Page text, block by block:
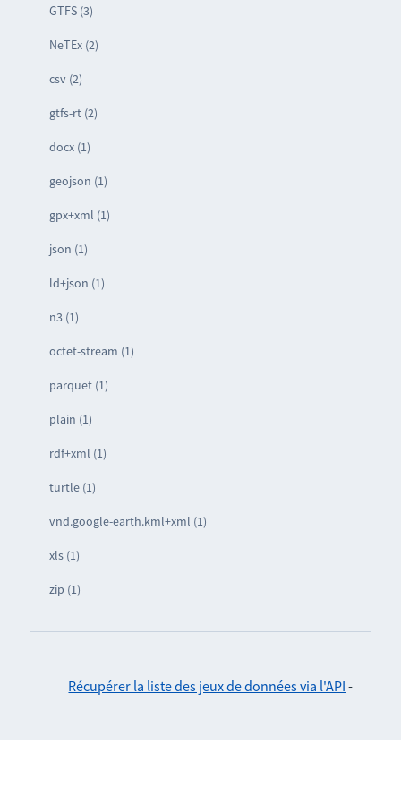
GTFS (3)
NeTEx (2)
csv (2)
gtfs-rt (2)
docx (1)
geojson (1)
gpx+xml (1)
json (1)
ld+json (1)
n3 (1)
octet-stream (1)
parquet (1)
plain (1)
rdf+xml (1)
turtle (1)
vnd.google-earth.kml+xml (1)
xls (1)
zip (1)
Récupérer la liste des jeux de données via l'API -